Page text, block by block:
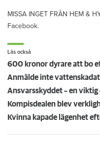
MISSA INGET FRÅN HEM &
Facebook.
Läs också
600 kronor dyrare att bo
Ansvarsskyddet – en